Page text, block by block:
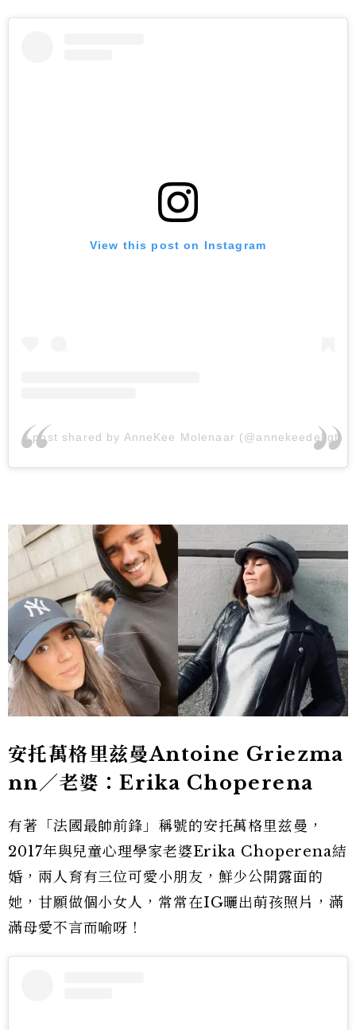
View this post on Instagram
A post shared by AnneKee Molenaar (@annekeedeligt)
安托萬格里兹曼Antoine Griezma
nn／老婆：Erika Choperena
有著「法國最帥前鋒」稱號的安托萬格里兹曼，
2017年與兒童心理學家老婆Erika Choperena結
婚，兩人育有三位可愛小朋友，鮮少公開露面的
她，甘願做個小女人，常常在IG曬出萌孩照片，滿
滿母愛不言而喻呀！